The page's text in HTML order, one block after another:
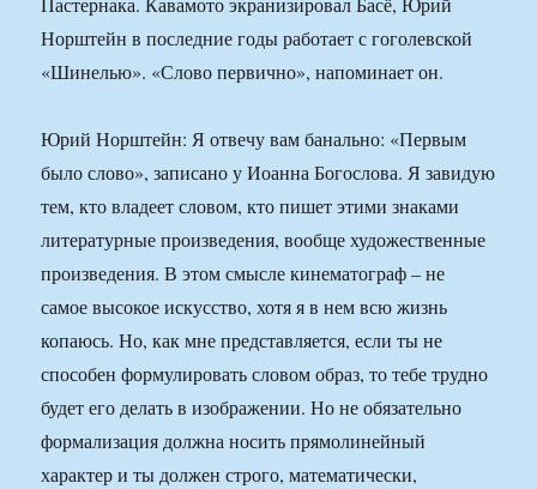
Норштейн в последние годы работает с гоголевской
«Шинелью». «Слово первично», напоминает он.
Юрий Норштейн: Я отвечу вам банально: «Первым
было слово», записано у Иоанна Богослова. Я завидую
тем, кто владеет словом, кто пишет этими знаками
литературные произведения, вообще художественные
произведения. В этом смысле кинематограф – не
самое высокое искусство, хотя я в нем всю жизнь
копаюсь. Но, как мне представляется, если ты не
способен формулировать словом образ, то тебе трудно
будет его делать в изображении. Но не обязательно
формализация должна носить прямолинейный
характер и ты должен строго, математически,